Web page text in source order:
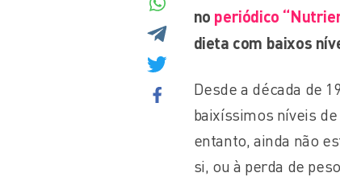
no periódico
dieta com baixos
Desde a década de
baixíssimos níveis
entanto, ainda não
si, ou à perda de